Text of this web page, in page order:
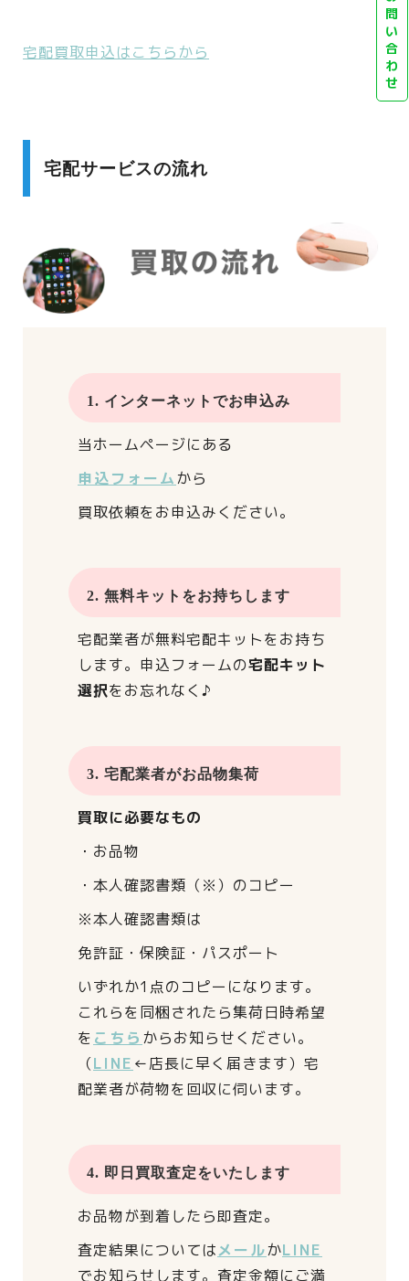
宅配買取申込はこちらから
宅配サービスの流れ
1. インターネットでお申込み
当ホームページにある
申込フォームから
買取依頼をお申込みください。
2. 無料キットをお持ちします
宅配業者が無料宅配キットをお持ち
します。 申込フォームの宅配キット
選択をお忘れなく♪
3. 宅配業者がお品物集荷
買取に必要なもの
・お品物
・本人確認書類（※）のコピー
※本人確認書類は
免許証・保険証・パスポート
いずれか1点のコピーになります。
これらを同梱されたら集荷日時希望
を こちら からお知らせください。
（LINE ←店長に早く届きます） 宅
配業者が荷物を回収に伺います。
4. 即日買取査定をいたします
お品物が到着したら即査定。
査定結果についてはメールかLINE
でお知らせします。 査定金額にご満
問
い
合
わ
せ